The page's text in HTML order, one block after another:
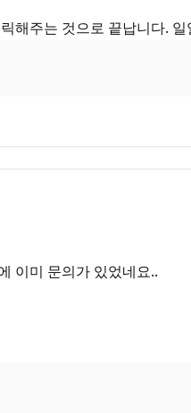
해주는 것으로 끝납니다.
이미 문의가 있었네요..